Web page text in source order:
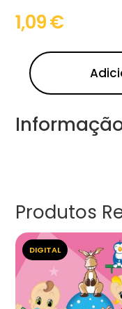
1,09€
Produtos
DIGITAL